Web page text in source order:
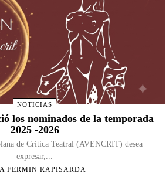
NOTICIAS
los nominados de la temporada
2025 -2026
de Crítica Teatral (AVENCRIT) desea
expresar,...
FERMIN RAPISARDA